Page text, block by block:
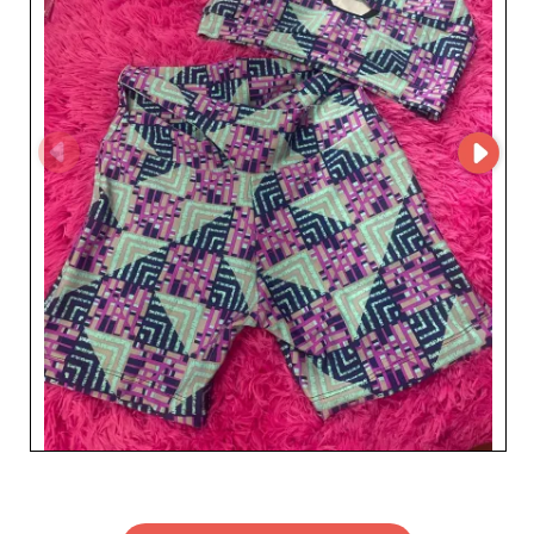
d’un support client dédié. La simplicité de gestion
offerte par la technologie MicroStore est un gage
d’efficacité et de gain de temps précieux pour nos
partenaires. La fiabilité de Pokitin do Brasil s'exprime
aussi par notre capacité à respecter les délais de
livraison et à offrir des conditions commerciales
avantageuses. Nous savons à quel point la satisfaction
de vos clientes dépend de la disponibilité rapide et
constante de vos stocks. C'est pourquoi nous nous
engageons à maintenir une logistique performante. En
choisissant Pokitin do Brasil, vous optimisez non
seulement votre offre produit, mais vous profitez
également d’un partenariat solide et fiable. Rejoignez-
nous dès aujourd'hui et découvrez comment nous
pouvons ensemble faire croître votre activité en
répondant aux besoins spécifiques de vos clients dans le
secteur prisé de la grande taille.